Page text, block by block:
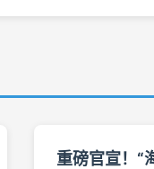
重磅官宣！“